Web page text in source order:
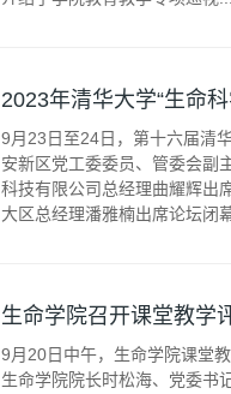
2023年清华大学“生命
9月23日至24日，第十六届清
安新区党工委委员、管委会副
科技有限公司总经理曲耀辉出
大区总经理潘雅楠出席论坛闭
生命学院召开课堂教学
9月20日中午，生命学院课堂
生命学院院长时松海、党委书